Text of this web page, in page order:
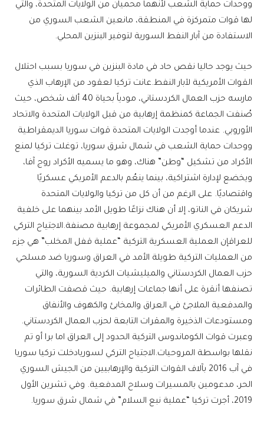
ووحدات حماية الشعب لأنهما محميان من الولايات المتحدة، والتي
لها قوات متمركزة في المنطقة، مانعين الشعب السوري من
الاستفادة من آبار النفط السورية لتوفير البنزين المحلي.
حيث يوجد حاليا نقص حاد في مادة البنزين في سوريا بسبب احتلال
القوات الأمريكية لآبار النفط.عانت تركيا لعقود من الإرهاب الذي
مارسه حزب العمال الكردستاني، مودياً بحياة 40 ألف شخص، حيث
صُنفت الجماعة كمنظمة إرهابية من قبل الولايات المتحدة والاتحاد
الأوروبي. عندما أوجدت الولايات المتحدة قوات سوريا الديمقراطية
ووحدات حماية الشعب في شمال شرق سوريا، توغلت تركيا لمنع
الأكراد من تشكيل “وطن” هناك، وهو ما يسميه الأكراد روج آفا،
ويخضع لإدارة اشتراكية، بينما ينعُم بالدعم الأمريكي عسكريًا
واقتصاديًا. على الرغم من أن كل من تركيا والولايات المتحدة
شريكان في الناتو، إلا أن هناك نزاعًا طويل الأمد بينهما على خلفية
الدعم العسكري الأمريكي لمجموعة إرهابية مصنفة.الاجتياح التركي
للعراقإن العملية العسكرية التركية “عملية قفل المخلب” هي جزء
من العمليات التركية طويلة الأمد في العراق وسوريا ضد مسلحي
حزب العمال الكردستاني والميليشيات الكردية السورية، والتي
تصنفها أنقرة على أنها جماعات إرهابية. حيث قصفت الطائرات
والمدفعية الملاجئ في العراق والمخابئ والكهوف والأنفاق
ومستودعات الذخيرة والمقرات التابعة لحزب العمال الكردستاني.
وعبرت قوات الكوماندوس التركية الحدود إلى العراق اما برا أو تم
نقلها بواسطة المروحيات.الاجتياح التركي لسوريادخلت تركيا سوريا
في آب 2016 بآلاف القوات التركية والإرهابيين من الجيش السوري
الحر، مدعومين بالمسيرات وسلاح المدفعية. وفي تشرين الأول
2019، أجرت تركيا “عملية نبع السلام” في شمال شرق سوريا.